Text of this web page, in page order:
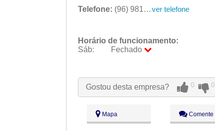
Telefone: (96) 9812-5883 ver telefone
Horário de funcionamento:
Sáb:
Fechado
Ter:
09:00 - 18:00
Qua:
09:00 - 18:00
09:00 - 18:00
Sáb:
Fechado
Gostou desta empresa? 0 0
Mapa Comente